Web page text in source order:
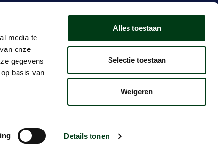
media te
onze
gegevens
basis van
Details tonen
Alles toestaan
Selectie toestaan
Weigeren